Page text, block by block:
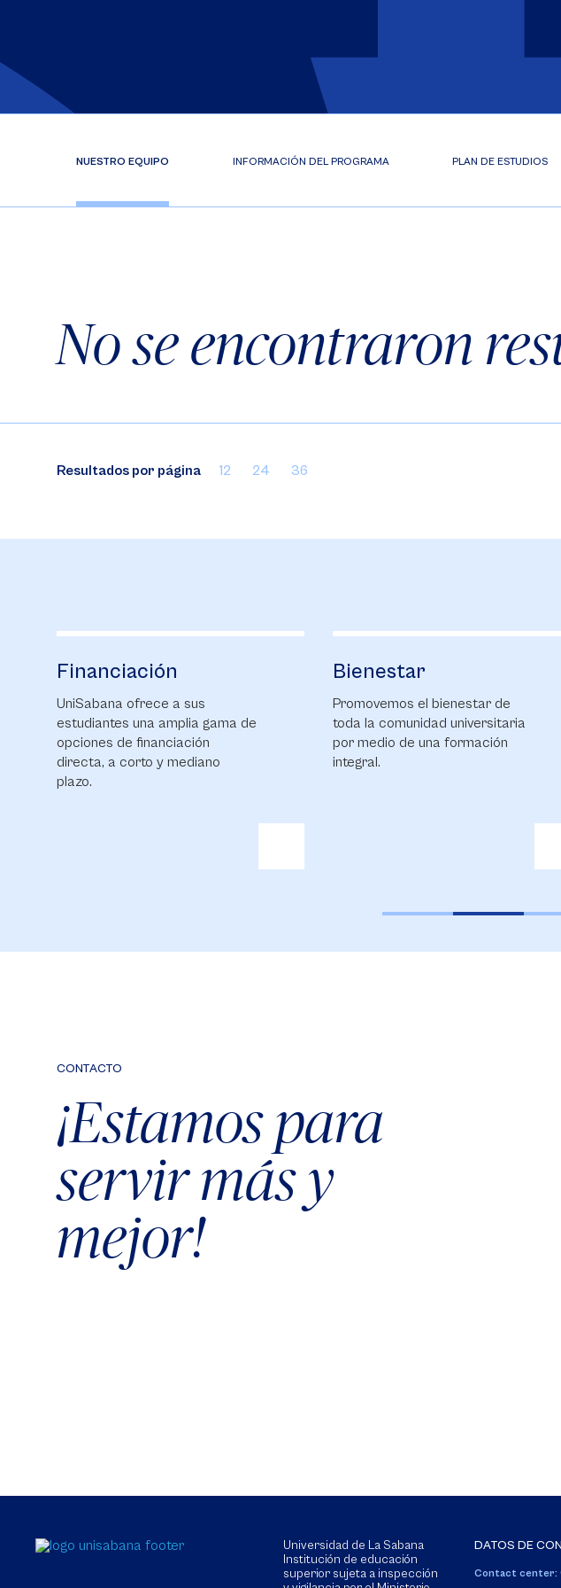
NUESTRO EQUIPO INFORMACIÓN DEL PROGRAMA PLAN DE ESTUDIOS
No se encontraron
Resultados por página 12 24 36
Financiación
UniSabana ofrece a sus
estudiantes una amplia gama de
opciones de financiación
directa, a corto y mediano
plazo.
Bienestar
Promovemos el bienestar de
toda la comunidad universitaria
por medio de una formación
integral.
CONTACTO
¡Estamos para
servir más y
mejor!
Universidad de La Sabana
Institución de educación
superior sujeta a inspección
DATOS DE
Contact center: